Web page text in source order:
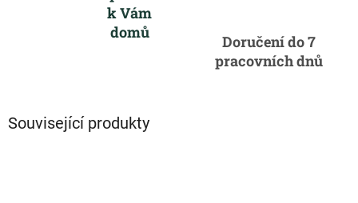
k Vám
domů
Doručení do 7
pracovních dnů
Související produkty